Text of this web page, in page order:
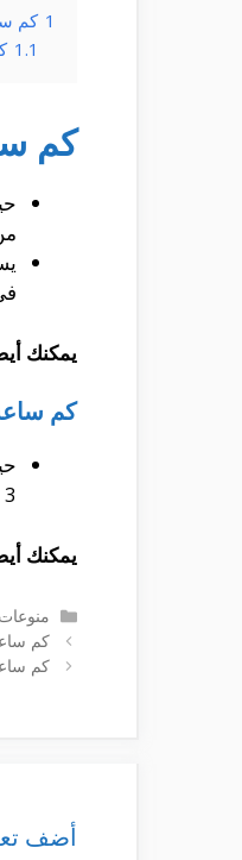
1 كم
1.1
كم
يمكنك
كم
3 ساعات و 45 دقيقة و تقدر المسافة التى تقع بين البلدين بحوالى 2,427 كيلو متر تقريباً.
يمكنك
منوعات
كم
كم
أضف